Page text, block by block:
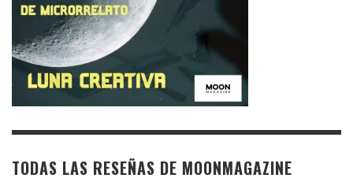
TODAS LAS RESEÑAS DE MOONMAGAZINE